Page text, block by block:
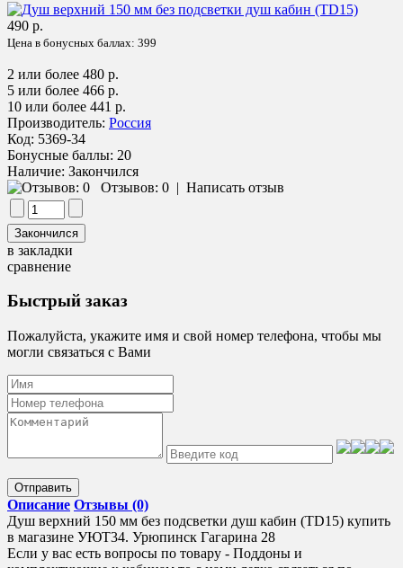
490 р.
Цена в бонусных баллах: 399
2 или более 480 р.
5 или более 466 р.
10 или более 441 р.
Производитель: Россия
Код: 5369-34
Бонусные баллы: 20
Наличие: Закончился
Отзывов: 0 | Написать отзыв
в закладки
сравнение
Быстрый заказ
Пожалуйста, укажите имя и свой номер телефона, чтобы мы
могли связаться с Вами
Отправить
Описание Отзывы (0)
Душ верхний 150 мм без подсветки душ кабин (TD15) купить
в магазине УЮТ34. Урюпинск Гагарина 28
Если у вас есть вопросы по товару - Поддоны и